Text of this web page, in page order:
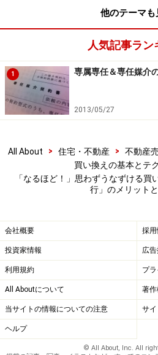
他のテーマも
人気記事ラン
1 専属専任＆専任媒介
2013/05/27
All About > 住宅・不動産 > 不動産
買い換えの基本とテ
「なるほど！」思わずうなずける
行」のメリット
会社概要 採用
投資家情報 広
利用規約 プ
All Aboutについて 著
当サイトの情報についての注意 サ
ヘルプ
© All About, Inc. All